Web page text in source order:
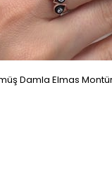
Damla Elmas